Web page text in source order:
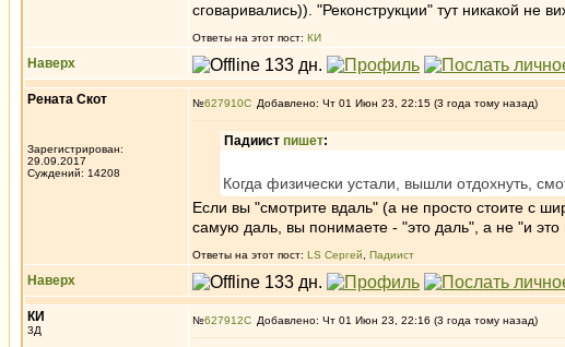
сговаривались)). "Реконструкции" тут никакой не
Ответы на этот пост: КИ
Наверх
Рената Скот
Зарегистрирован:
29.09.2017
Суждений: 14208
№627910 Добавлено: Чт 01 Июн 23, 22:15 (3 года тому назад)
Падиист пишет:
Когда физически устали, вышли отдохнуть,
Если вы "смотрите вдаль" (а не просто стоите с
самую даль, вы понимаете - "это даль", а не "и это
Ответы на этот пост: LS Сергей Падиист
Наверх
КИ
3Д
№627912 Добавлено: Чт 01 Июн 23, 22:16 (3 года тому назад)